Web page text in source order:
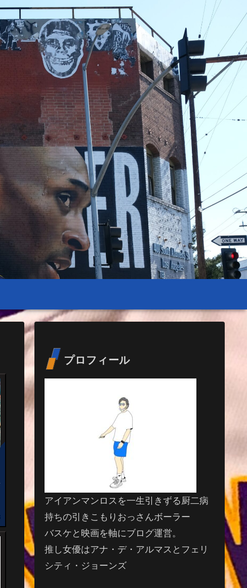
プロフィール
アイアンマンロスを一生引きずる厨二病
持ちの引きこもりおっさんボーラー
バスケと映画を軸にブログ運営。
推し女優はアナ・デ・アルマスとフェリ
シティ・ジョーンズ